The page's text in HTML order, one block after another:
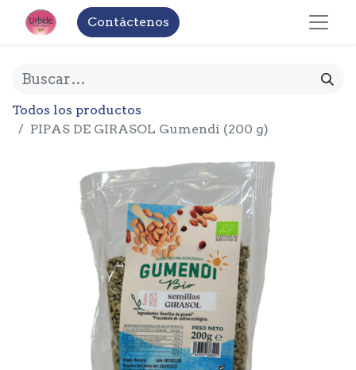
Contáctenos
Todos los productos
PIPAS DE GIRASOL Gumendi (200 g)